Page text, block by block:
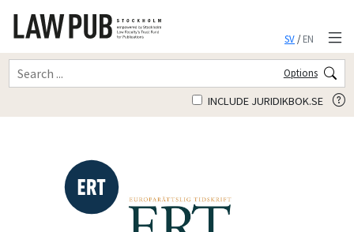
SV/EN
Options
INCLUDE JURIDIKBOK.SE